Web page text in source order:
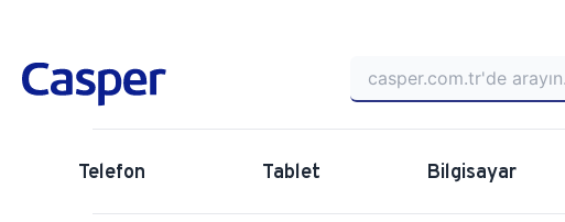
Telefon Tablet Bilgisayar